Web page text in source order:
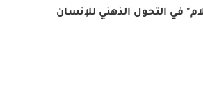
في التحول الذهني للإنسان